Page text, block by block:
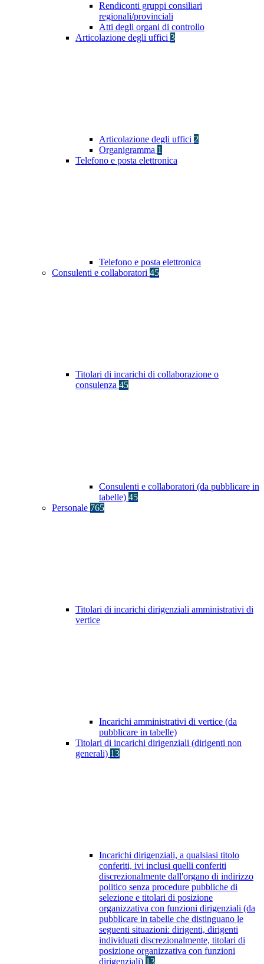
Rendiconti gruppi consiliari
regionali/provinciali
Atti degli organi di controllo
Articolazione degli uffici 3
Articolazione degli uffici 2
Organigramma 1
Telefono e posta elettronica
Telefono e posta elettronica
Consulenti e collaboratori 45
Titolari di incarichi di collaborazione o
consulenza 45
Consulenti e collaboratori (da pubblicare in
tabelle) 45
Personale 765
Titolari di incarichi dirigenziali amministrativi di
vertice
Incarichi amministrativi di vertice (da
pubblicare in tabelle)
Titolari di incarichi dirigenziali (dirigenti non
generali) 13
Incarichi dirigenziali, a qualsiasi titolo
conferiti, ivi inclusi quelli conferiti
discrezionalmente dall'organo di indirizzo
politico senza procedure pubbliche di
selezione e titolari di posizione
organizzativa con funzioni dirigenziali (da
pubblicare in tabelle che distinguano le
seguenti situazioni: dirigenti, dirigenti
individuati discrezionalmente, titolari di
posizione organizzativa con funzioni
dirigenziali) 13